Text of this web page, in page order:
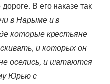
В его наказе так
в Нарыме и в
которые крестьяне
и которых он
оселись, и шатаются
Юрью с